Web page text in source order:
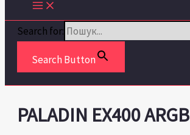
Search for:
Search Button
PALADIN EX400 ARGB